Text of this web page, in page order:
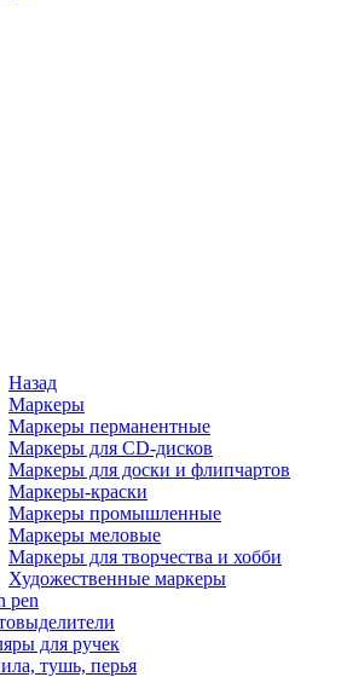
Назад
Маркеры
Маркеры перманентные
Маркеры для CD-дисков
Маркеры для доски и флипчартов
Маркеры-краски
Маркеры промышленные
Маркеры меловые
Маркеры для творчества и хобби
Художественные маркеры
pen
для ручек
тушь, перья